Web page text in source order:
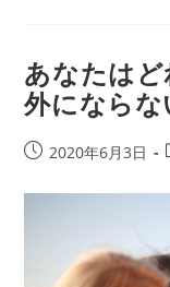
で
恋
結
も
に
『
本
一
当
た
と
紹
あなたは
外になら
投
公
2020年6月3日